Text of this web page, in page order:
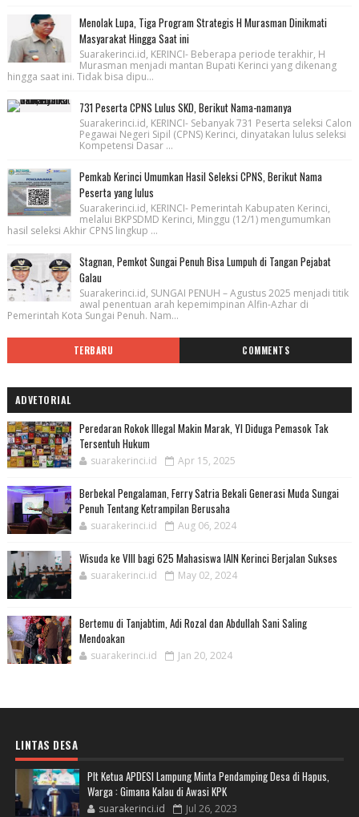
Menolak Lupa, Tiga Program Strategis H Murasman Dinikmati
Masyarakat Hingga Saat ini
Suarakerinci.id, KERINCI- Beberapa periode terakhir, H
Murasman menjadi mantan Bupati Kerinci yang dikenang
hingga saat ini. Tidak bisa dipu...
731 Peserta CPNS Lulus SKD, Berikut Nama-namanya
Suarakerinci.id, KERINCI- Sebanyak 731 Peserta seleksi Calon
Pegawai Negeri Sipil (CPNS) Kerinci, dinyatakan lulus seleksi
Kompetensi Dasar ...
Pemkab Kerinci Umumkan Hasil Seleksi CPNS, Berikut Nama
Peserta yang lulus
Suarakerinci.id, KERINCI- Pemerintah Kabupaten Kerinci,
melalui BKPSDMD Kerinci, Minggu (12/1) mengumumkan
hasil seleksi Akhir CPNS lingkup ...
Stagnan, Pemkot Sungai Penuh Bisa Lumpuh di Tangan Pejabat
Galau
Suarakerinci.id, SUNGAI PENUH – Agustus 2025 menjadi titik
awal penentuan arah kepemimpinan Alfin-Azhar di
Pemerintah Kota Sungai Penuh. Nam...
TERBARU COMMENTS
ADVETORIAL
Peredaran Rokok Illegal Makin Marak, YI Diduga Pemasok Tak
Tersentuh Hukum
suarakerinci.id Apr 15, 2025
Berbekal Pengalaman, Ferry Satria Bekali Generasi Muda Sungai
Penuh Tentang Ketrampilan Berusaha
suarakerinci.id Aug 06, 2024
Wisuda ke VIII bagi 625 Mahasiswa IAIN Kerinci Berjalan Sukses
suarakerinci.id May 02, 2024
Bertemu di Tanjabtim, Adi Rozal dan Abdullah Sani Saling
Mendoakan
suarakerinci.id Jan 20, 2024
LINTAS DESA
Plt Ketua APDESI Lampung Minta Pendamping Desa di Hapus,
Warga : Gimana Kalau di Awasi KPK
suarakerinci.id Jul 26, 2023